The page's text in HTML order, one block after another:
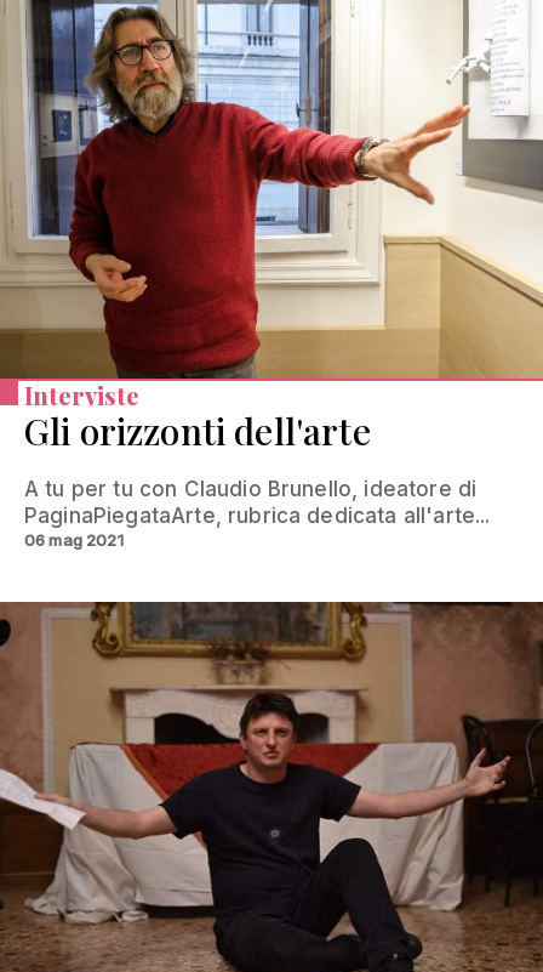
Interviste
Gli orizzonti dell'arte
A tu per tu con Claudio Brunello, ideatore di
PaginaPiegataArte, rubrica dedicata all'arte...
06 mag 2021